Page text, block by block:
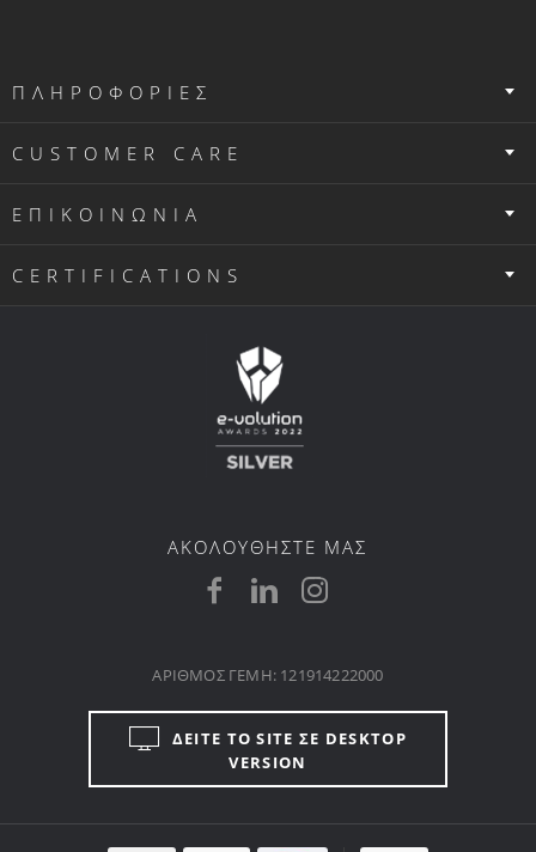
ΠΛΗΡΟΦΟΡΙΕΣ
CUSTOMER CARE
ΕΠΙΚΟΙΝΩΝΙΑ
CERTIFICATIONS
ΑΚΟΛΟΥΘΗΣΤΕ ΜΑΣ
ΔΕΙΤΕ ΤΟ SITE ΣΕ DESKTOP
VERSION
ΑΡΙΘΜΟΣ ΓΕΜΗ: 121914222000